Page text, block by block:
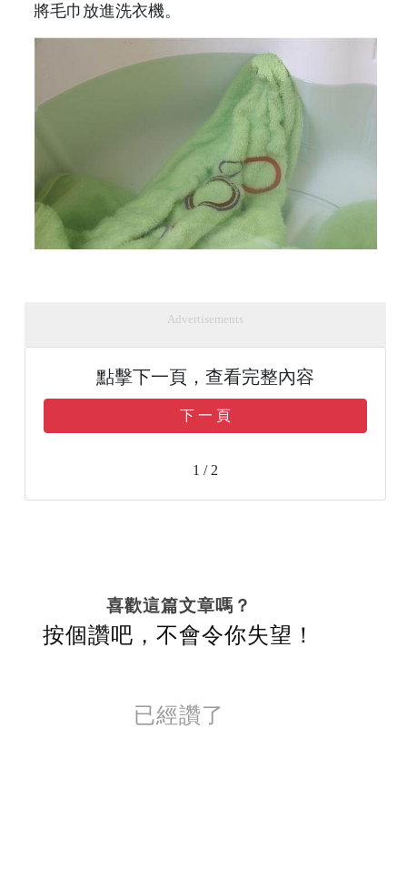
將毛巾放進洗衣機。
Advertisements
點擊下一頁，查看完整內容
下 一 頁
1 / 2
喜歡這篇文章嗎？
按個讚吧，不會令你失望！
已經讚了